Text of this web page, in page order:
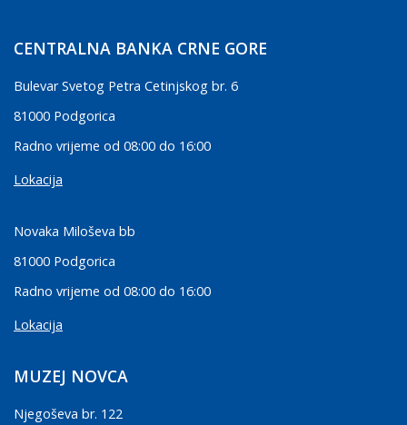
CENTRALNA BANKA CRNE GORE
Bulevar Svetog Petra Cetinjskog br. 6
81000 Podgorica
Radno vrijeme od 08:00 do 16:00
Lokacija
Novaka Miloševa bb
81000 Podgorica
Radno vrijeme od 08:00 do 16:00
Lokacija
MUZEJ NOVCA
Njegoševa br. 122